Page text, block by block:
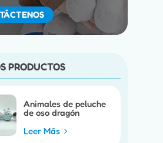
PRODUCTOS
Animales de peluche
de oso dragón
Leer Más